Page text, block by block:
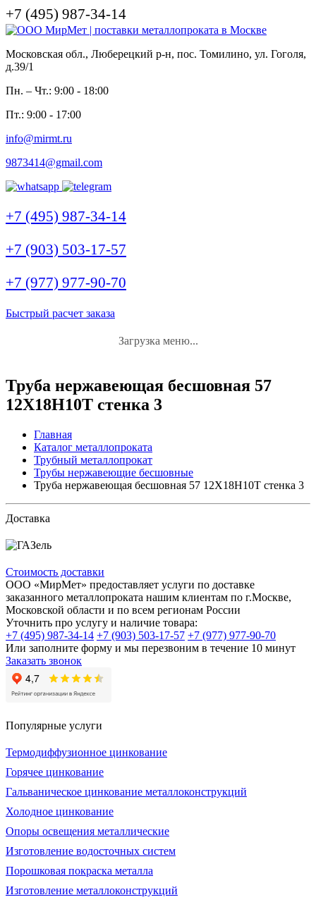
+7 (495) 987-34-14
Московская обл., Люберецкий р-н, пос. Томилино, ул. Гоголя,
д.39/1
Пн. – Чт.: 9:00 - 18:00
Пт.: 9:00 - 17:00
info@mirmt.ru
9873414@gmail.com
+7 (495) 987-34-14
+7 (903) 503-17-57
+7 (977) 977-90-70
Быстрый расчет заказа
Загрузка меню...
Труба нержавеющая бесшовная 57
12Х18Н10Т стенка 3
Главная
Каталог металлопроката
Трубный металлопрокат
Трубы нержавеющие бесшовные
Труба нержавеющая бесшовная 57 12Х18Н10Т стенка 3
Доставка
Стоимость доставки
ООО «МирМет» предоставляет услуги по доставке
заказанного металлопроката нашим клиентам по г.Москве,
Московской области и по всем регионам России
Уточнить про услугу и наличие товара:
+7 (495) 987-34-14 +7 (903) 503-17-57 +7 (977) 977-90-70
Или заполните форму и мы перезвоним в течение 10 минут
Заказать звонок
Популярные услуги
Термодиффузионное цинкование
Горячее цинкование
Гальваническое цинкование металлоконструкций
Холодное цинкование
Опоры освещения металлические
Изготовление водосточных систем
Порошковая покраска металла
Изготовление металлоконструкций